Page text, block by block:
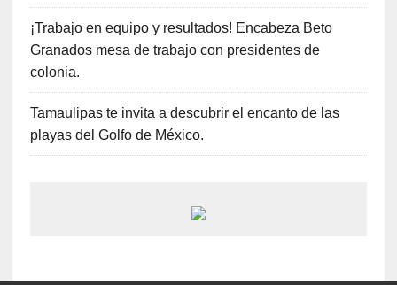
¡Trabajo en equipo y resultados! Encabeza Beto
Granados mesa de trabajo con presidentes de
colonia.
Tamaulipas te invita a descubrir el encanto de las
playas del Golfo de México.